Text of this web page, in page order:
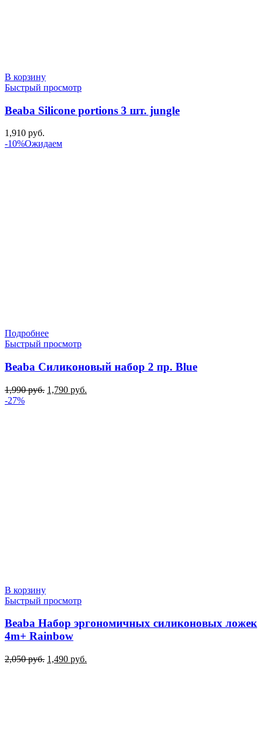
В корзину
Быстрый просмотр
Beaba Silicone portions 3 шт. jungle
1,910 руб.
-10%Ожидаем
Подробнее
Быстрый просмотр
Beaba Силиконовый набор 2 пр. Blue
1,990руб. Первоначальная
1,790 руб.
-27%
В корзину
Быстрый просмотр
Beaba Набор эргономичных силиконовых ложек
4m+ Rainbow
2,050руб. Первоначальная
1,490 руб.